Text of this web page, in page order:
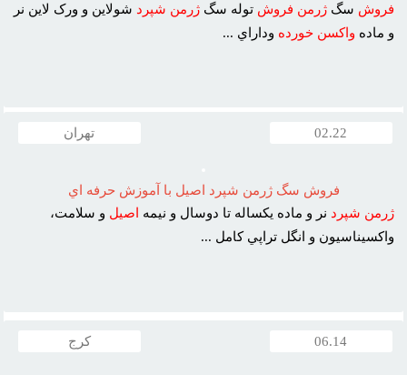
فروش سگژرمن فروش توله سگژرمن شپرد شولاين و ورک لاين نر
و ماده واکسن خورده وداراي ...
02.22 تهران
فروش سگ ژرمن شپرد اصيل با آموزش حرفه اي
ژرمن شپرد نر و ماده يکساله تا دوسال و نيمه اصيل و سلامت،
واکسيناسيون و انگل تراپي کامل ...
06.14 کرج